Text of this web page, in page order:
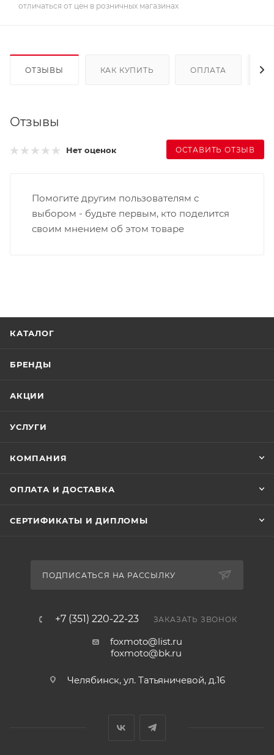
отличаться от цен в розничных магазинах
ОТЗЫВЫ КАК КУПИТЬ ОПЛАТА
Отзывы
Нет оценок ОСТАВИТЬ ОТЗЫВ
Помогите другим пользователям с
выбором - будьте первым, кто поделится
своим мнением об этом товаре
КАТАЛОГ
БРЕНДЫ
АКЦИИ
УСЛУГИ
КОМПАНИЯ
ОПЛАТА И ДОСТАВКА
СЕРТИФИКАТЫ И ДИПЛОМЫ
ПОДПИСАТЬСЯ НА РАССЫЛКУ
+7 (351) 220-22-23 ЗАКАЗАТЬ ЗВОНОК
foxmoto@list.ru
foxmoto@bk.ru
Челябинск, ул. Татьяничевой, д.16